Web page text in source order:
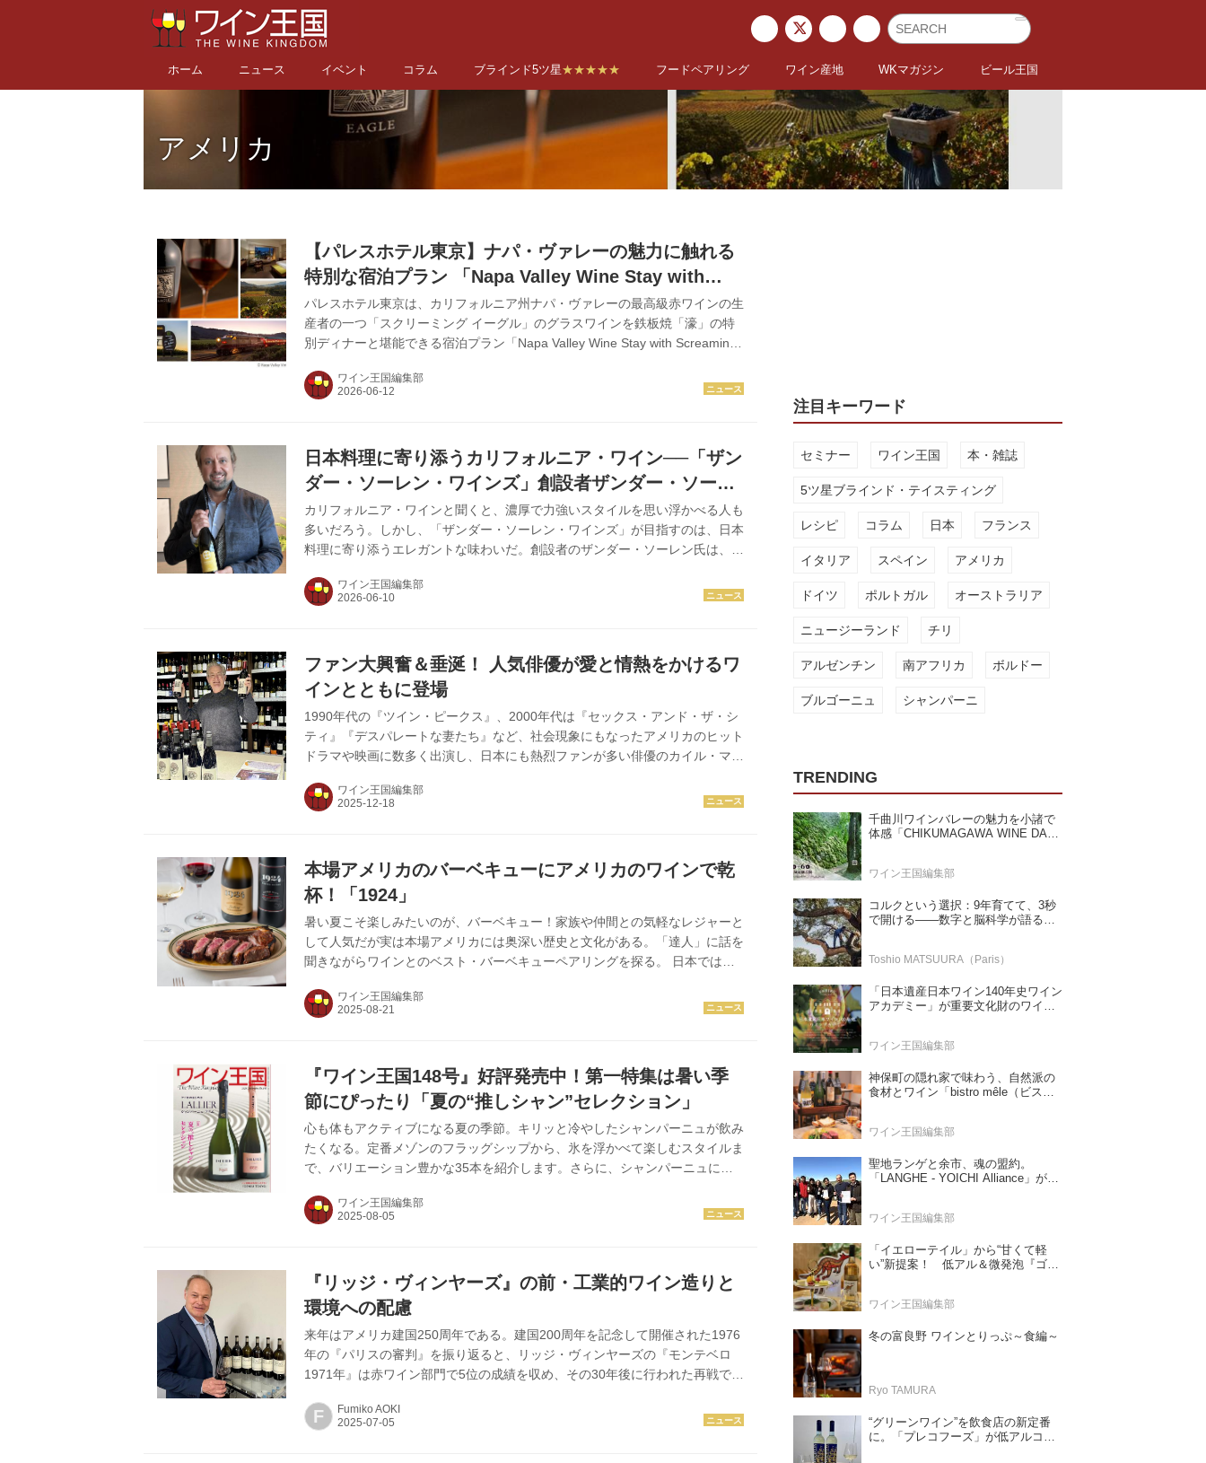
ホーム ニュース イベント コラム ブラインド5ツ星★★★★★ フードペアリング ワイン産地 WKマガジン ビール王国
アメリカ
【パレスホテル東京】ナパ・ヴァレーの魅力に触れる
特別な宿泊プラン 「Napa Valley Wine Stay with
Screaming Eagle」
パレスホテル東京は、カリフォルニア州ナパ・ヴァレーの最高級赤ワインの生
産者の一つ「スクリーミング イーグル」のグラスワインを鉄板焼「濠」の特
別ディナーと堪能できる宿泊プラン「Napa Valley Wine Stay with Screaming
提供する。 スクリーミング イーグル『カベルネ・ソーヴィニヨン』は年間生
産数が約6,000 本と極めて少なく、世界のワイン愛好家が注目する入手困難な
ワイン王国編集部
日本料理に寄り添うカリフォルニア・ワイン──「ザン
ダー・ソーレン・ワインズ」創設者ザンダー・ソーレ
ン氏が語るワイン造り
カリフォルニア・ワインと聞くと、濃厚で力強いスタイルを思い浮かべる人も
多いだろう。しかし、「ザンダー・ソーレン・ワインズ」が目指すのは、日本
料理に寄り添うエレガントな味わいだ。創設者のザンダー・ソーレン氏は、
ら、“和食に合うピノ・ノワールを造りたい”という思いを形にした。今回の来
日に合わせ、ワイン造りへの思いや最新ヴィンテージについて話を聞いた。
間、音楽ソフトウェア部門を中心...
ワイン王国編集部
ファン大興奮＆垂涎！ 人気俳優が愛と情熱をかけるワ
インとともに登場
1990年代の『ツイン・ピークス』、2000年代は『セックス・アンド・ザ・シ
ティ』『デスパレートな妻たち』など、社会現象にもなったアメリカのヒット
ドラマや映画に数多く出演し、日本にも熱烈ファンが多い俳優のカイル・マク
演じるなど、円熟味を増した演技で観るものを魅了し続けている。 実は、カ
イル氏にはもう一つの「顔」がある。生まれ育ったアメリカのワシントン州で
ー 虎ノ門本店」で開催されたプ...
ワイン王国編集部
本場アメリカのバーベキューにアメリカのワインで乾
杯！「1924」
暑い夏こそ楽しみたいのが、バーベキュー！家族や仲間との気軽なレジャーと
して人気だが実は本場アメリカには奥深い歴史と文化がある。「達人」に話を
聞きながらワインとのベスト・バーベキューペアリングを探る。 日本では、
は、歴史、土地、生活、家族、そして物語と、さまざまな要素が組み合わさっ
ている。非常に奥が深く成熟した文化なのです」と日本バーベキュー協会会長
ーソースもある。 「多彩な肉を...
ワイン王国編集部
『ワイン王国148号』好評発売中！第一特集は暑い季
節にぴったり「夏の“推しシャン”セレクション」
心も体もアクティブになる夏の季節。キリッと冷やしたシャンパーニュが飲み
たくなる。定番メゾンのフラッグシップから、氷を浮かべて楽しむスタイルま
で、バリエーション豊かな35本を紹介します。さらに、シャンパーニュに精
の“推しシャン”を見つけてください。今号はシャンパーニュだけでなく、カ
バ、フランチャコルタのスパークリングもご紹介！この夏は泡三昧！連載企画
ン”が必要だ！」も見逃せない。...
ワイン王国編集部
『リッジ・ヴィンヤーズ』の前・工業的ワイン造りと
環境への配慮
来年はアメリカ建国250周年である。建国200周年を記念して開催された1976
年の『パリスの審判』を振り返ると、リッジ・ヴィンヤーズの『モンテベロ
1971年』は赤ワイン部門で5位の成績を収め、その30年後に行われた再戦で、
バックヴィンテージが3アイテム供出されたが、偉大なワインには熟成能力が
あることを見事に実証していた。 前・工業的ワイン造り セミナー冒頭、オル
F Fumiko AOKI
注目キーワード
セミナー ワイン王国 本・雑誌
5ツ星ブラインド・テイスティング
レシピ コラム 日本 フランス
イタリア スペイン アメリカ
ドイツ ポルトガル オーストラリア
ニュージーランド チリ
アルゼンチン 南アフリカ ボルドー
ブルゴーニュ シャンパーニ
TRENDING
千曲川ワインバレーの魅力を小諸で
体感「CHIKUMAGAWA WINE DAYS
ワイン王国編集部
コルクという選択：9年育てて、3秒
で開ける——数字と脳科学が語る栓
Toshio MATSUURA（Paris）
「日本遺産日本ワイン140年史ワイン
アカデミー」が重要文化財のワイナ
ワイン王国編集部
神保町の隠れ家で味わう、自然派の
食材とワイン「bistro mêle（ビスト
ワイン王国編集部
聖地ランゲと余市、魂の盟約。
「LANGHE - YOICHI Alliance」が切
ワイン王国編集部
「イエローテイル」から“甘くて軽
い”新提案！ 低アル＆微発泡『ゴー
ワイン王国編集部
冬の富良野 ワインとりっぷ～食編～
Ryo TAMURA
“グリーンワイン”を飲食店の新定番
に。「プレコフーズ」が低アルコー